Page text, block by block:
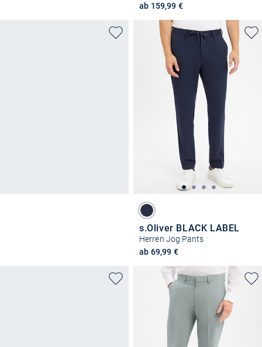
ab 159,99 €
s.Oliver BLACK LABEL
Herren Jog Pants
ab 69,99 €